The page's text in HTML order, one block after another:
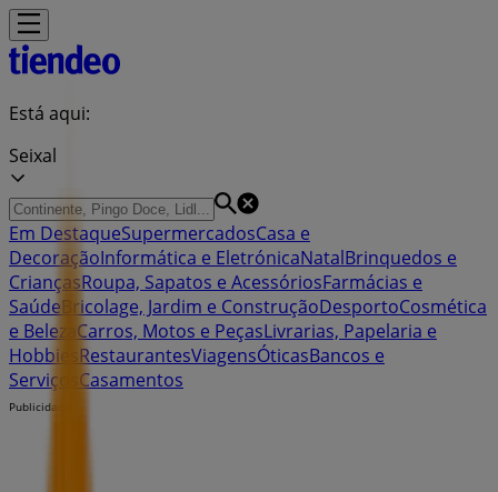
Está aqui:
Seixal
Em DestaqueSupermercadosCasa e
DecoraçãoInformática e EletrónicaNatalBrinquedos e
CriançasRoupa, Sapatos e AcessóriosFarmácias e
SaúdeBricolage, Jardim e ConstruçãoDesportoCosmética
e Beleza Carros, Motos e PeçasLivrarias, Papelaria e
Hobbies RestaurantesViagensÓticasBancos e
Serviços Casamentos
Publicidade